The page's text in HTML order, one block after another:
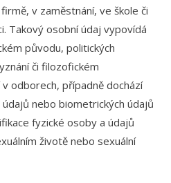
v zaměstnání, ve škole či
Takový osobní údaj vypovídá
původu, politických
či filozofickém
odborech, případně dochází
nebo biometrických údajů
fyzické osoby a údajů
životě nebo sexuální